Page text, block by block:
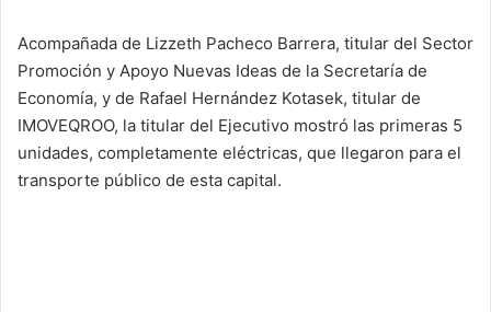
Acompañada de Lizzeth Pacheco Barrera, titular del Sector
Promoción y Apoyo Nuevas Ideas de la Secretaría de
Economía, y de Rafael Hernández Kotasek, titular de
IMOVEQROO, la titular del Ejecutivo mostró las primeras 5
unidades, completamente eléctricas, que llegaron para el
transporte público de esta capital.